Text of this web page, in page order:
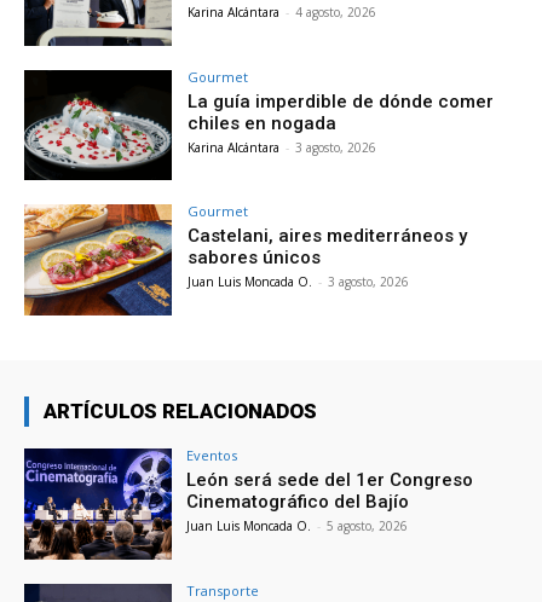
Karina Alcántara - 4 agosto, 2026
Gourmet
La guía imperdible de dónde comer
chiles en nogada
Karina Alcántara - 3 agosto, 2026
Gourmet
Castelani, aires mediterráneos y
sabores únicos
Juan Luis Moncada O. - 3 agosto, 2026
ARTÍCULOS RELACIONADOS
Eventos
León será sede del 1er Congreso
Cinematográfico del Bajío
Juan Luis Moncada O. - 5 agosto, 2026
Transporte